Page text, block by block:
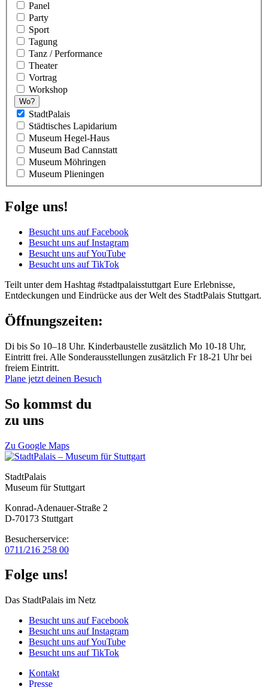
Panel
Party
Sport
Tagung
Tanz / Performance
Theater
Vortrag
Workshop
Wo?
StadtPalais
Städtisches Lapidarium
Museum Hegel-Haus
Museum Bad Cannstatt
Museum Möhringen
Museum Plieningen
Folge uns!
Besucht uns auf Facebook
Besucht uns auf Instagram
Besucht uns auf YouTube
Besucht uns auf TikTok
Teilt unter dem Hashtag #stadtpalaisstuttgart Eure Erlebnisse,
Entdeckungen und Eindrücke aus der Welt des StadtPalais Stuttgart.
Öffnungszeiten:
Di bis So 10–18 Uhr. Kinderbaustelle zusätzlich Mo 10-18 Uhr,
Eintritt frei. Alle Sonderausstellungen zusätzlich Fr 18-21 Uhr bei
freiem Eintritt.
Plane jetzt deinen Besuch
So kommst du
zu uns
Zu Google Maps
StadtPalais
Museum für Stuttgart
Konrad-Adenauer-Straße 2
D-70173 Stuttgart
Besucherservice:
0711/216 258 00
Folge uns!
Das StadtPalais im Netz
Besucht uns auf Facebook
Besucht uns auf Instagram
Besucht uns auf YouTube
Besucht uns auf TikTok
Kontakt
Presse